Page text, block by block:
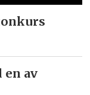
en av